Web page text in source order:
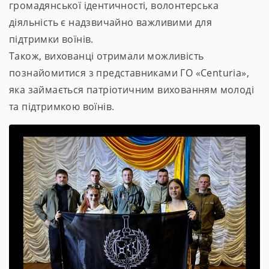
громадянської ідентичності, волонтерська
діяльність є надзвичайно важливими для
підтримки воїнів.
Також, вихованці отримали можливість
познайомитися з представниками ГО «Centuria»,
яка займається патріотичним вихованням молоді
та підтримкою воїнів.